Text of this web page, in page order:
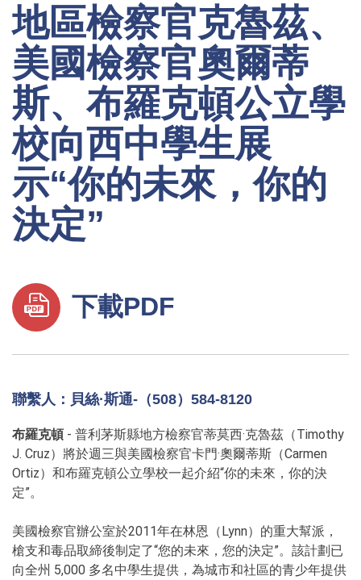
地區檢察官克魯茲、
美國檢察官奧爾蒂
斯、布羅克頓公立學
校向西中學生展
示“你的未來，你的
決定”
下載PDF
聯繫人：貝絲·斯通-（508）584-8120
布羅克頓 - 普利茅斯縣地方檢察官蒂莫西·克魯茲（Timothy
J. Cruz）將於週三與美國檢察官卡門·奧爾蒂斯（Carmen
Ortiz）和布羅克頓公立學校一起介紹“你的未來，你的決
定”。
美國檢察官辦公室於2011年在林恩（Lynn）的重大幫派，
槍支和毒品取締後制定了“您的未來，您的決定”。該計劃已
向全州 5,000 多名中學生提供，為城市和社區的青少年提供